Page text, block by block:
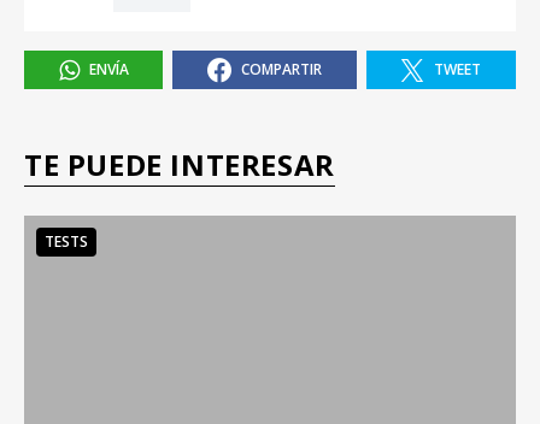
ENVÍA COMPARTIR TWEET
TE PUEDE INTERESAR
TESTS